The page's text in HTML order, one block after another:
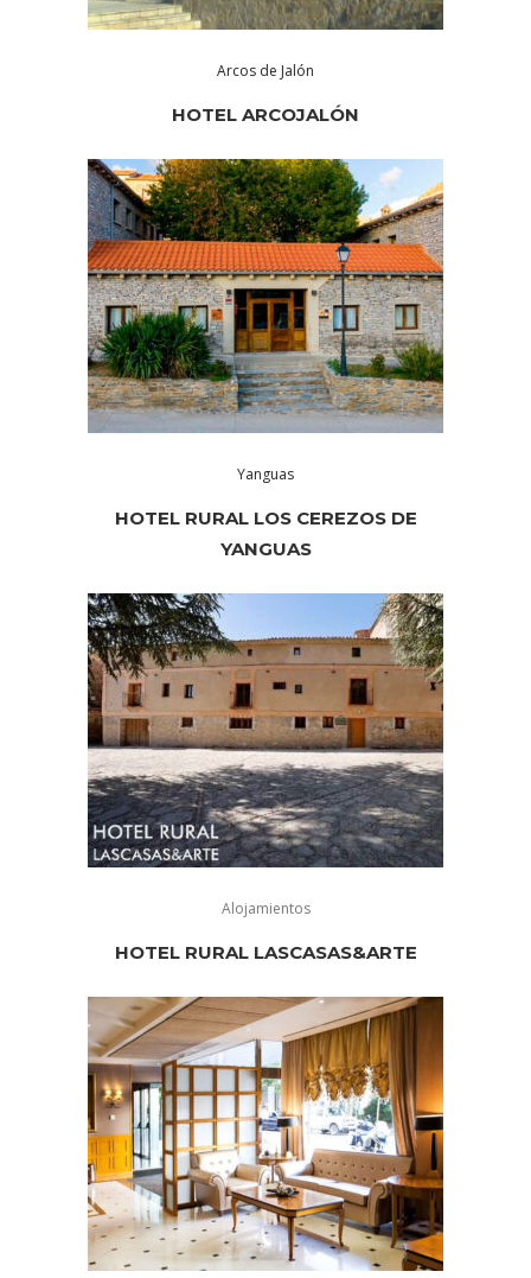
Arcos de Jalón
HOTEL ARCOJALÓN
Yanguas
HOTEL RURAL LOS CEREZOS DE
YANGUAS
Alojamientos
HOTEL RURAL LASCASAS&ARTE